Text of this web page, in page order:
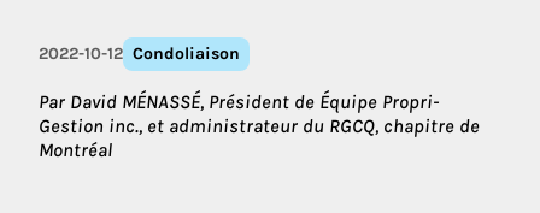
2022-10-12 Condoliaison
Par David MÉNASSÉ, Président de Équipe Propri-
Gestion inc., et administrateur du RGCQ, chapitre de
Montréal